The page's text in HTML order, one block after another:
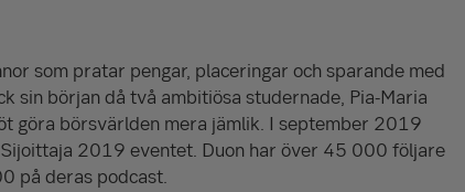
som pratar pengar, placeringar och sparande med
sin början då två ambitiösa studernade, Pia-Maria
göra börsvärlden mera jämlik. I september 2019
2019 eventet. Duon har över 45 000 följare
på deras podcast.